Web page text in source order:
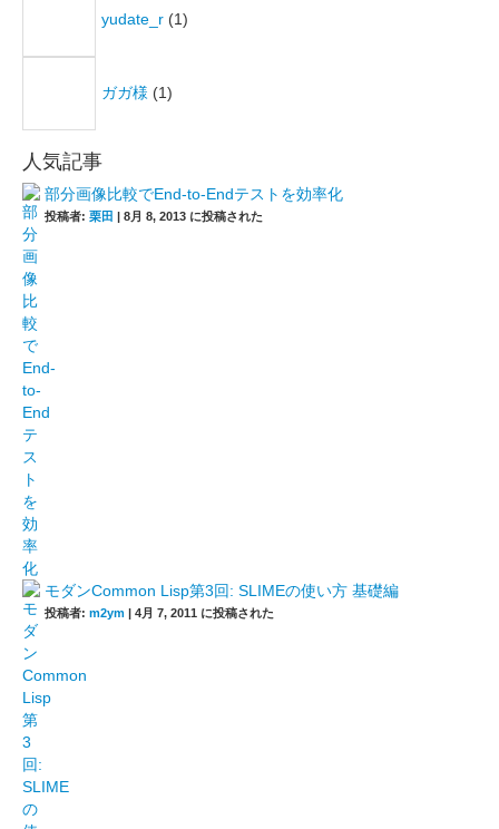
yudate_r (1)
ガガ様 (1)
人気記事
部分画像比較でEnd-to-Endテストを効率化
投稿者: 栗田 | 8月 8, 2013 に投稿された
モダンCommon Lisp第3回: SLIMEの使い方 基礎編
投稿者: m2ym | 4月 7, 2011 に投稿された